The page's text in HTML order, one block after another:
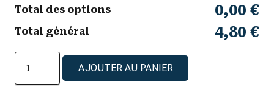
Total des options 0,00 €
Total général 4,80 €
de
AJOUTER AU PANIER